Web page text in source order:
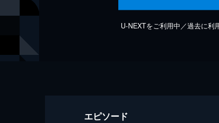
U-NEXTをご利用中／過去に利
エピソード